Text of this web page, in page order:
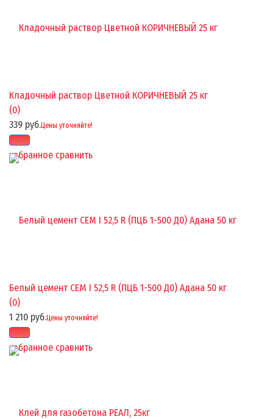
избранное сравнить
Кладочный раствор Цветной КОРИЧНЕВЫЙ 25 кг
(0)
339 руб.Цены уточняйте!
избранное сравнить
Белый цемент CEM I 52,5 R (ПЦБ 1-500 Д0) Адана 50 кг
(0)
1 210 руб.Цены уточняйте!